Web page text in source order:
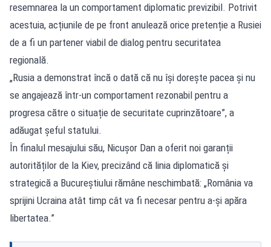
resemnarea la un comportament diplomatic previzibil. Potrivit
acestuia, acțiunile de pe front anulează orice pretenție a Rusiei
de a fi un partener viabil de dialog pentru securitatea
regională.
„Rusia a demonstrat încă o dată că nu își dorește pacea și nu
se angajează într-un comportament rezonabil pentru a
progresa către o situație de securitate cuprinzătoare”, a
adăugat șeful statului.
În finalul mesajului său, Nicușor Dan a oferit noi garanții
autorităților de la Kiev, precizând că linia diplomatică și
strategică a Bucureștiului rămâne neschimbată: „România va
sprijini Ucraina atât timp cât va fi necesar pentru a-și apăra
libertatea.”